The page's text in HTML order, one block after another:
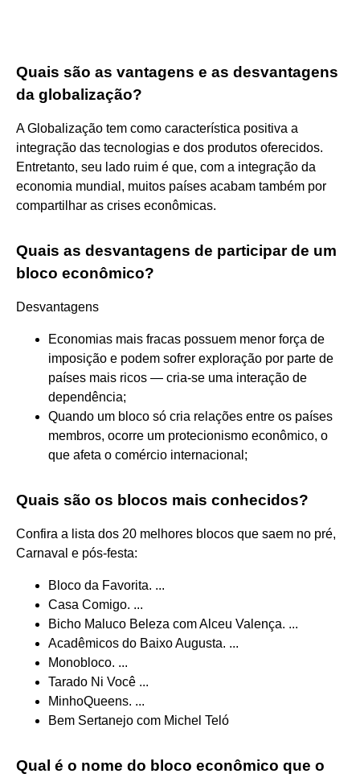
Quais são as vantagens e as desvantagens
da globalização?
A Globalização tem como característica positiva a
integração das tecnologias e dos produtos oferecidos.
Entretanto, seu lado ruim é que, com a integração da
economia mundial, muitos países acabam também por
compartilhar as crises econômicas.
Quais as desvantagens de participar de um
bloco econômico?
Desvantagens
Economias mais fracas possuem menor força de
imposição e podem sofrer exploração por parte de
países mais ricos — cria-se uma interação de
dependência;
Quando um bloco só cria relações entre os países
membros, ocorre um protecionismo econômico, o
que afeta o comércio internacional;
Quais são os blocos mais conhecidos?
Confira a lista dos 20 melhores blocos que saem no pré,
Carnaval e pós-festa:
Bloco da Favorita. ...
Casa Comigo. ...
Bicho Maluco Beleza com Alceu Valença. ...
Acadêmicos do Baixo Augusta. ...
Monobloco. ...
Tarado Ni Você ...
MinhoQueens. ...
Bem Sertanejo com Michel Teló
Qual é o nome do bloco econômico que o